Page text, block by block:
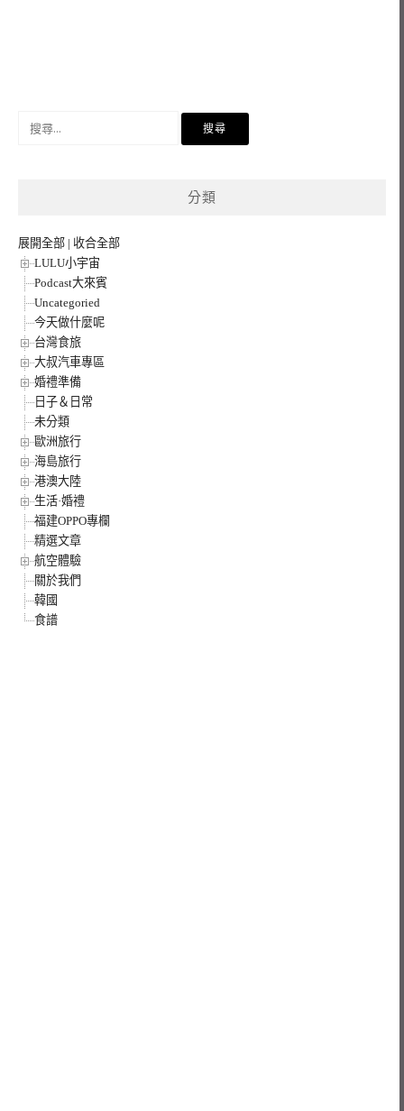
分類
展開全部 | 收合全部
LULU小宇宙
Podcast大來賓
Uncategoried
今天做什麼呢
台灣食旅
大叔汽車專區
婚禮準備
日子＆日常
未分類
歐洲旅行
海島旅行
港澳大陸
生活·婚禮
福建OPPO專欄
精選文章
航空體驗
關於我們
韓國
食譜